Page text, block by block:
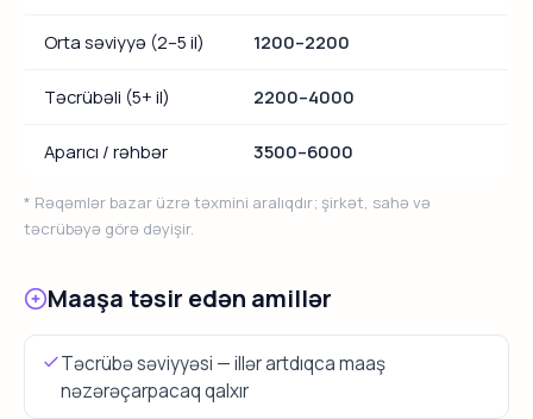
Orta səviyyə (2–5 il) 1200–2200
Təcrübəli (5+ il) 2200–4000
Aparıcı / rəhbər 3500–6000
* Rəqəmlər bazar üzrə təxmini aralıqdır; şirkət, sahə və
təcrübəyə görə dəyişir.
Maaşa təsir edən amillər
Təcrübə səviyyəsi — illər artdıqca maaş
nəzərəçarpacaq qalxır